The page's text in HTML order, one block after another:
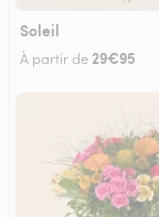
Soleil
À partir de 29€95